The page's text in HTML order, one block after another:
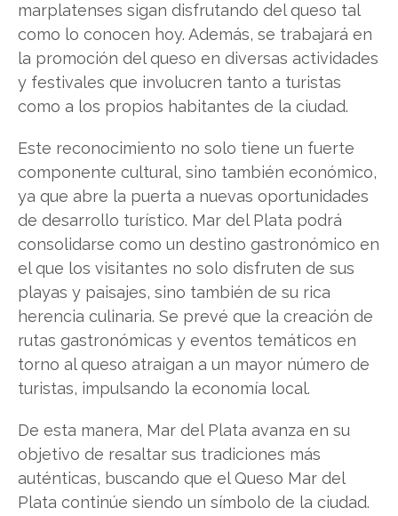
marplatenses sigan disfrutando del queso tal
como lo conocen hoy. Además, se trabajará en
la promoción del queso en diversas actividades
y festivales que involucren tanto a turistas
como a los propios habitantes de la ciudad.
Este reconocimiento no solo tiene un fuerte
componente cultural, sino también económico,
ya que abre la puerta a nuevas oportunidades
de desarrollo turístico. Mar del Plata podrá
consolidarse como un destino gastronómico en
el que los visitantes no solo disfruten de sus
playas y paisajes, sino también de su rica
herencia culinaria. Se prevé que la creación de
rutas gastronómicas y eventos temáticos en
torno al queso atraigan a un mayor número de
turistas, impulsando la economía local.
De esta manera, Mar del Plata avanza en su
objetivo de resaltar sus tradiciones más
auténticas, buscando que el Queso Mar del
Plata continúe siendo un símbolo de la ciudad.